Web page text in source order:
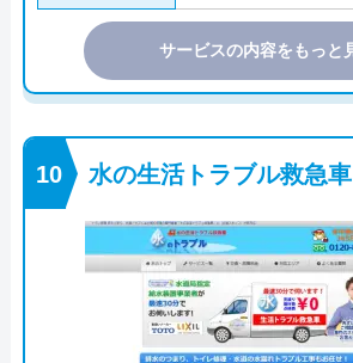
サービスの内容をもっと
水の生活トラブル救急車